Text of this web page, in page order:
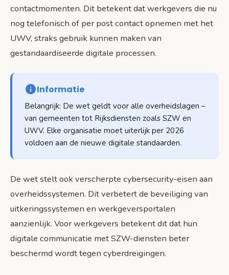
contactmomenten. Dit betekent dat werkgevers die nu
nog telefonisch of per post contact opnemen met het
UWV, straks gebruik kunnen maken van
gestandaardiseerde digitale processen.
Informatie
Belangrijk: De wet geldt voor alle overheidslagen –
van gemeenten tot Rijksdiensten zoals SZW en
UWV. Elke organisatie moet uiterlijk per 2026
voldoen aan de nieuwe digitale standaarden.
De wet stelt ook verscherpte cybersecurity-eisen aan
overheidssystemen. Dit verbetert de beveiliging van
uitkeringssystemen en werkgeversportalen
aanzienlijk. Voor werkgevers betekent dit dat hun
digitale communicatie met SZW-diensten beter
beschermd wordt tegen cyberdreigingen.